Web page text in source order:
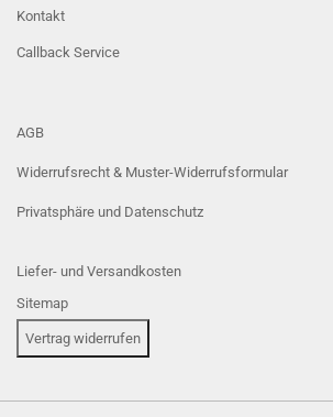
Kontakt
Callback Service
AGB
Widerrufsrecht & Muster-Widerrufsformular
Privatsphäre und Datenschutz
Liefer- und Versandkosten
Sitemap
Vertrag widerrufen